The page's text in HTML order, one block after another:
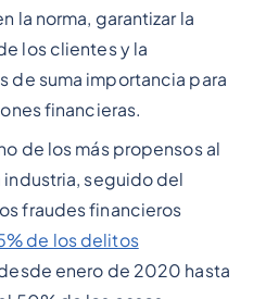
la norma, garantizar la
los clientes y la
de suma importancia para
financieras.
de los más propensos al
seguido del
fraudes financieros
de los delitos
enero de 2020 hasta